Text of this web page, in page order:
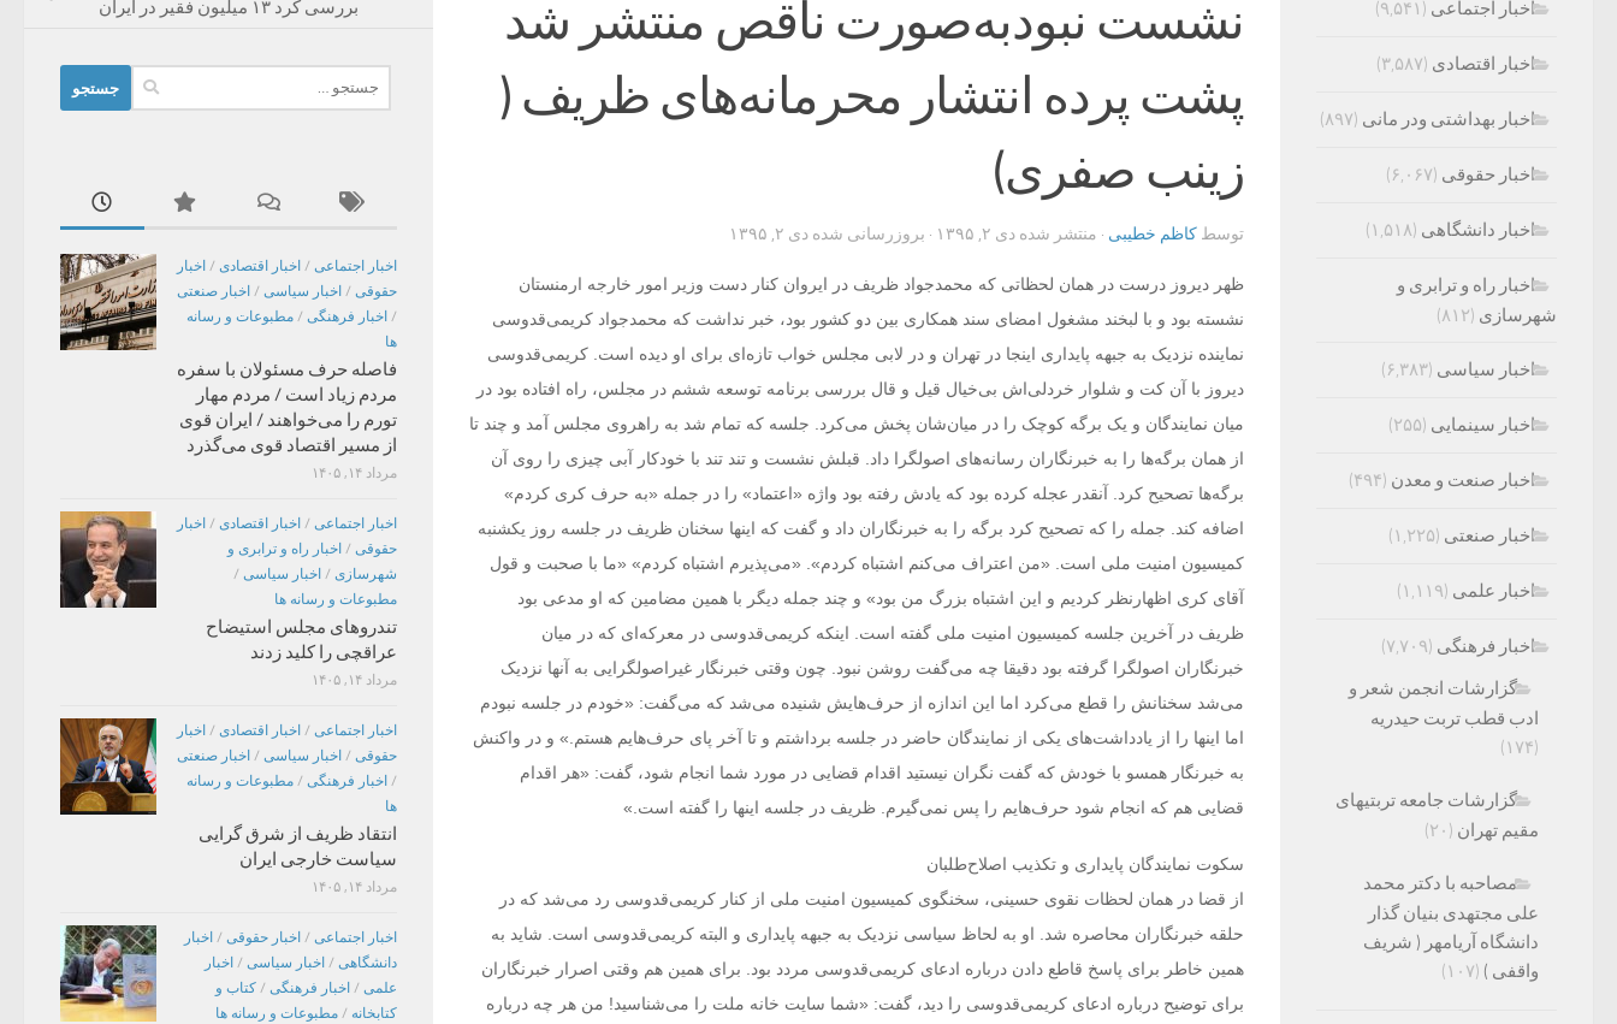
نشست نبودبه‌صورت ناقص منتشر شد
پشت پرده انتشار محرمانه‌های ظریف (
زینب صفری)
توسط کاظم خطیبی · منتشر شده دی ۲, ۱۳۹۵ · بروزرسانی شده دی ۲, ۱۳۹۵
ظهر دیروز درست در همان لحظاتی که محمدجواد ظریف در ایروان کنار دست وزیر امور خارجه ارمنستان
نشسته بود و با لبخند مشغول امضای سند همکاری بین دو کشور بود، خبر نداشت که محمدجواد کریمی‌قدوسی
نماینده نزدیک به جبهه پایداری اینجا در تهران و در لابی مجلس خواب تازه‌ای برای او دیده است. کریمی‌قدوسی
دیروز با آن کت و شلوار خردلی‌اش بی‌خیال قیل و قال بررسی برنامه توسعه ششم در مجلس، راه افتاده بود در
میان نمایندگان و یک برگه کوچک را در میان‌شان پخش می‌کرد. جلسه که تمام شد به راهروی مجلس آمد و چند تا
از همان برگه‌ها را به خبرنگاران رسانه‌های اصولگرا داد. قبلش نشست و تند تند با خودکار آبی چیزی را روی آن
برگه‌ها تصحیح کرد. آنقدر عجله کرده بود که یادش رفته بود واژه «اعتماد» را در جمله «به حرف کری کردم»
اضافه کند. جمله را که تصحیح کرد برگه را به خبرنگاران داد و گفت که اینها سخنان ظریف در جلسه روز یکشنبه
کمیسیون امنیت ملی است. «من اعتراف می‌کنم اشتباه کردم». «می‌پذیرم اشتباه کردم» «ما با صحبت و قول
آقای کری اظهارنظر کردیم و این اشتباه بزرگ من بود»‌ و چند جمله دیگر با همین مضامین که او مدعی بود
ظریف در آخرین جلسه کمیسیون امنیت ملی گفته است. اینکه کریمی‌قدوسی در معرکه‌ای که در میان
خبرنگاران اصولگرا گرفته بود دقیقا چه می‌گفت روشن نبود. چون وقتی خبرنگار غیراصولگرایی به آنها نزدیک
می‌شد سخنانش را قطع می‌کرد اما این اندازه از حرف‌هایش شنیده می‌شد که می‌گفت: «خودم در جلسه نبودم
اما اینها را از یادداشت‌های یکی از نمایندگان حاضر در جلسه برداشتم و تا آخر پای حرف‌هایم هستم.» و در واکنش
به خبرنگار همسو با خودش که گفت نگران نیستید اقدام قضایی در مورد شما انجام شود، گفت: «هر اقدام
قضایی هم که انجام شود حرف‌هایم را پس نمی‌گیرم. ظریف در جلسه اینها را گفته است.»
سکوت نمایندگان پایداری و تکذیب اصلاح‌طلبان
از قضا در همان لحظات نقوی حسینی، سخنگوی کمیسیون امنیت ملی از کنار کریمی‌قدوسی رد می‌شد که در
حلقه خبرنگاران محاصره شد. او به لحاظ سیاسی نزدیک به جبهه پایداری و البته کریمی‌قدوسی است. شاید به
همین خاطر برای پاسخ قاطع دادن درباره ادعای کریمی‌قدوسی مردد بود. برای همین هم وقتی اصرار خبرنگاران
برای توضیح درباره ادعای کریمی‌قدوسی را دید، گفت: «شما سایت خانه ملت را می‌شناسید! من هر چه درباره
بررسی کرد ۱۳ میلیون فقیر در ایران
برای:
اخبار اجتماعی / اخبار اقتصادی / اخبار
حقوقی / اخبار سیاسی / اخبار صنعتی
/ اخبار فرهنگی / مطبوعات و رسانه
ها
فاصله حرف مسئولان با سفره
مردم زیاد است / مردم مهار
تورم را می‌خواهند / ایران قوی
از مسیر اقتصاد قوی می‌گذرد
مرداد ۱۴, ۱۴۰۵
اخبار اجتماعی / اخبار اقتصادی / اخبار
حقوقی / اخبار راه و ترابری و
شهرسازی / اخبار سیاسی /
مطبوعات و رسانه ها
تندروهای مجلس استیضاح
عراقچی را کلید زدند
مرداد ۱۴, ۱۴۰۵
اخبار اجتماعی / اخبار اقتصادی / اخبار
حقوقی / اخبار سیاسی / اخبار صنعتی
/ اخبار فرهنگی / مطبوعات و رسانه
ها
انتقاد ظریف از شرق گرایی
سیاست خارجی ایران
مرداد ۱۴, ۱۴۰۵
اخبار اجتماعی / اخبار حقوقی / اخبار
دانشگاهی / اخبار سیاسی / اخبار
علمی / اخبار فرهنگی / کتاب و
کتابخانه / مطبوعات و رسانه ها
اخبار اجتماعی (۹,۵۴۱)
اخبار اقتصادی (۳,۵۸۷)
اخبار بهداشتی ودر مانی (۸۹۷)
اخبار حقوقی (۶,۰۶۷)
اخبار دانشگاهی (۱,۵۱۸)
اخبار راه و ترابری و
شهرسازی (۸۱۲)
اخبار سیاسی (۶,۳۸۳)
اخبار سینمایی (۲۵۵)
اخبار صنعت و معدن (۴۹۴)
اخبار صنعتی (۱,۲۲۵)
اخبار علمی (۱,۱۱۹)
اخبار فرهنگی (۷,۷۰۹)
گزارشات انجمن شعر و
ادب قطب تربت حیدریه
(۱۷۴)
گزارشات جامعه تربتیهای
مقیم تهران (۲۰)
مصاحبه با دکتر محمد
علی مجتهدی بنیان گذار
دانشگاه آریامهر ( شریف
واقفی ) (۱۰۷)